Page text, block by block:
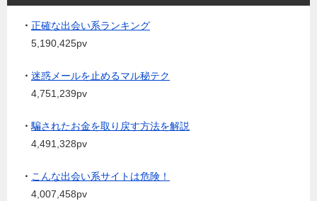
・ 正確な出会い系ランキング
5,190,425pv
・ 迷惑メールを止めるマル秘テク
4,751,239pv
・騙されたお金を取り戻す方法を解説
4,491,328pv
・ こんな出会い系サイトは危険！
4,007,458pv